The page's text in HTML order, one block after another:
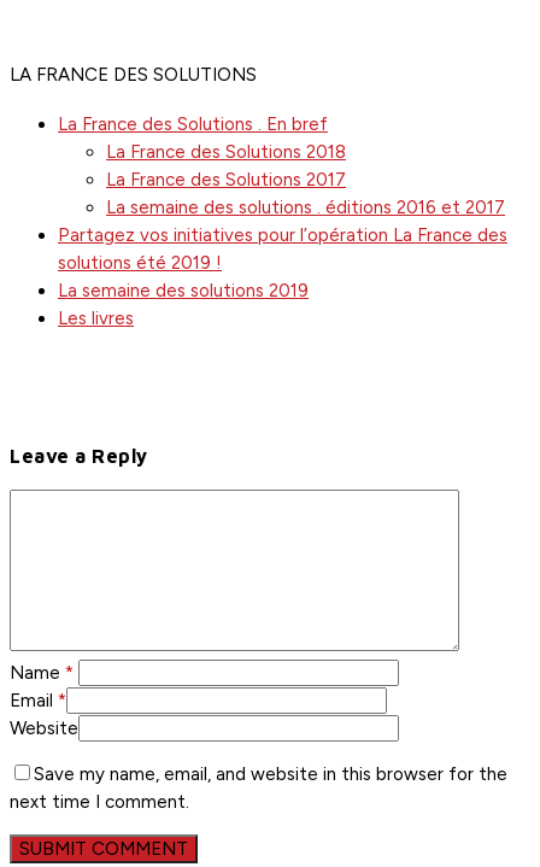
LA FRANCE DES SOLUTIONS
La France des Solutions . En bref
La France des Solutions 2018
La France des Solutions 2017
La semaine des solutions . éditions 2016 et 2017
Partagez vos initiatives pour l’opération La France des
solutions été 2019 !
La semaine des solutions 2019
Les livres
Leave a Reply
Name *
Email *
Website
Save my name, email, and website in this browser for the
next time I comment.